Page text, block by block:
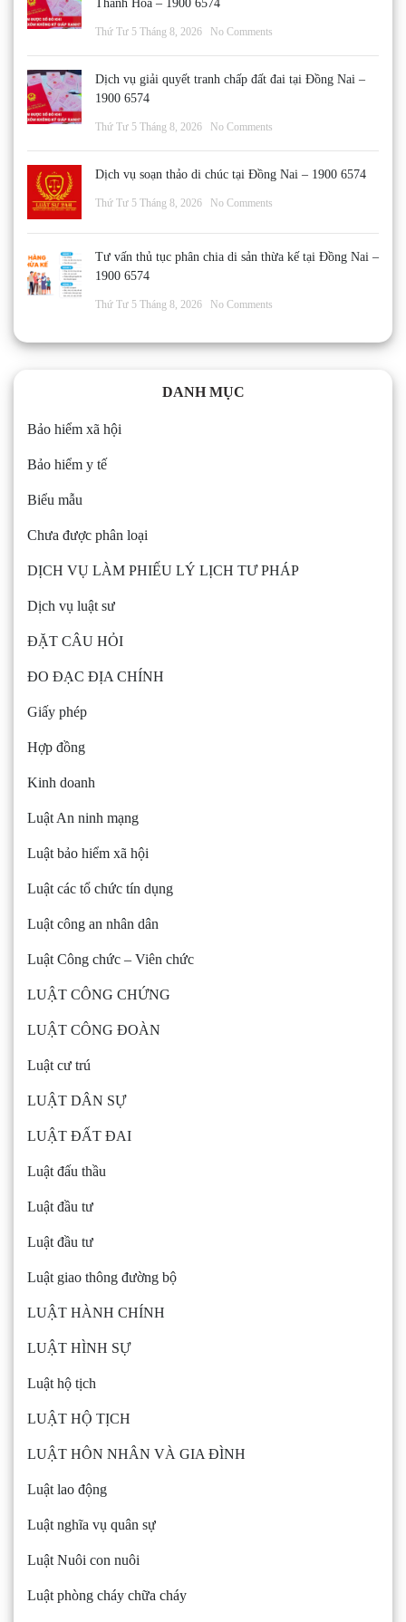
Thanh Hóa – 1900 6574
Thứ Tư 5 Tháng 8, 2026 No Comments
Dịch vụ giải quyết tranh chấp đất đai tại Đồng Nai –
1900 6574
Thứ Tư 5 Tháng 8, 2026 No Comments
Dịch vụ soạn thảo di chúc tại Đồng Nai – 1900 6574
Thứ Tư 5 Tháng 8, 2026 No Comments
Tư vấn thủ tục phân chia di sản thừa kế tại Đồng Nai –
1900 6574
Thứ Tư 5 Tháng 8, 2026 No Comments
DANH MỤC
Bảo hiểm xã hội
Bảo hiểm y tế
Biểu mẫu
Chưa được phân loại
DỊCH VỤ LÀM PHIẾU LÝ LỊCH TƯ PHÁP
Dịch vụ luật sư
ĐẶT CÂU HỎI
ĐO ĐẠC ĐỊA CHÍNH
Giấy phép
Hợp đồng
Kinh doanh
Luật An ninh mạng
Luật bảo hiểm xã hội
Luật các tổ chức tín dụng
Luật công an nhân dân
Luật Công chức – Viên chức
LUẬT CÔNG CHỨNG
LUẬT CÔNG ĐOÀN
Luật cư trú
LUẬT DÂN SỰ
LUẬT ĐẤT ĐAI
Luật đấu thầu
Luật đầu tư
Luật đầu tư
Luật giao thông đường bộ
LUẬT HÀNH CHÍNH
LUẬT HÌNH SỰ
Luật hộ tịch
LUẬT HỘ TỊCH
LUẬT HÔN NHÂN VÀ GIA ĐÌNH
Luật lao động
Luật nghĩa vụ quân sự
Luật Nuôi con nuôi
Luật phòng cháy chữa cháy